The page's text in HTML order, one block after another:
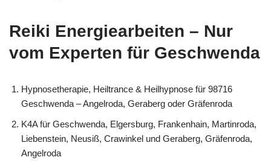
Reiki Energiearbeiten – Nur
vom Experten für Geschwenda
Hypnosetherapie, Heiltrance & Heilhypnose für 98716
Geschwenda – Angelroda, Geraberg oder Gräfenroda
K4A für Geschwenda, Elgersburg, Frankenhain, Martinroda,
Liebenstein, Neusiß, Crawinkel und Geraberg, Gräfenroda,
Angelroda